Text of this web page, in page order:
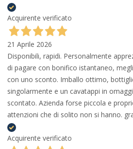
Acquirente verificato
21 Aprile 2026
Disponibili, rapidi. Personalmente
di pagare con bonifico istantaneo,
con uno sconto. Imballo ottimo,
singolarmente e un cavatappi in
scontato. Azienda forse piccola e
attenzioni che di solito non si hanno.
Acquirente verificato